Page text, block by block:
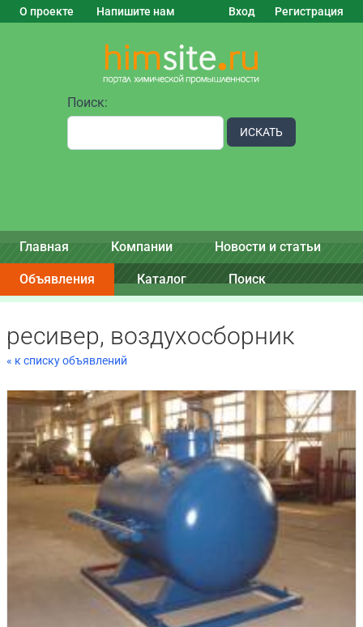
О проекте Напишите нам Вход Регистрация
Поиск:
ИСКАТЬ
Главная Компании Новости и статьи
Объявления Каталог Поиск
ресивер, воздухосборник
« к списку объявлений